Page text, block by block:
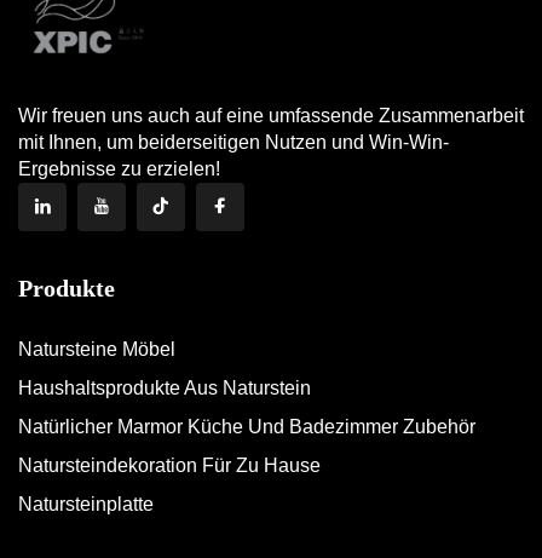
Wir freuen uns auch auf eine umfassende Zusammenarbeit
mit Ihnen, um beiderseitigen Nutzen und Win-Win-
Ergebnisse zu erzielen!
Produkte
Natursteine Möbel
Haushaltsprodukte Aus Naturstein
Natürlicher Marmor Küche Und Badezimmer Zubehör
Natursteindekoration Für Zu Hause
Natursteinplatte